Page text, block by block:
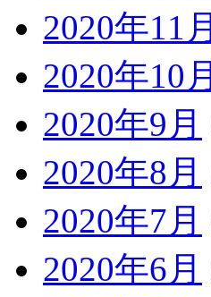
2020年11月
2020年10月
2020年9月
2020年8月
2020年7月
2020年6月